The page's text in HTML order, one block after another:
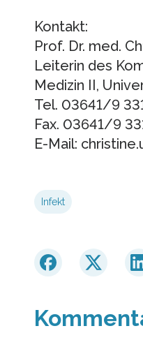
Kontakt:
Prof. Dr. med.
Leiterin des
Medizin II,
Tel. 03641/9
Fax. 03641/9
E-Mail:
Infekt